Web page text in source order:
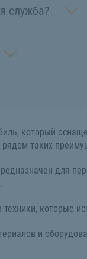
служба?
который
таких
для
которые
и